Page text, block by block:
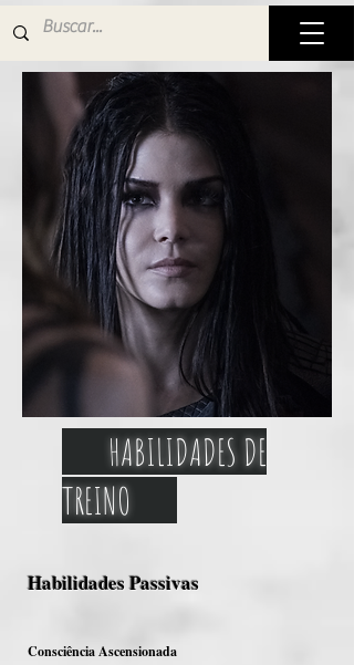
HABILIDADES DE
TREINO
Habilidades Passivas
Consciência Ascensionada